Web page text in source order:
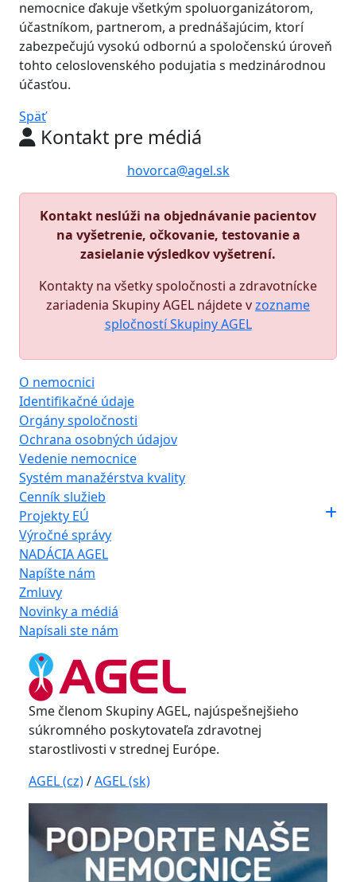
nemocnice ďakuje všetkým spoluorganizátorom,
účastníkom, partnerom, a prednášajúcim, ktorí
zabezpečujú vysokú odbornú a spoločenskú úroveň
tohto celoslovenského podujatia s medzinárodnou
účasťou.
Späť
Kontakt pre médiá
hovorca@agel.sk
Kontakt neslúži na objednávanie pacientov
na vyšetrenie, očkovanie, testovanie a
zasielanie výsledkov vyšetrení.
Kontakty na všetky spoločnosti a zdravotnícke
zariadenia Skupiny AGEL nájdete vzozname
spločností Skupiny AGEL
O nemocnici
Identifikačné údaje
Orgány spoločnosti
Ochrana osobných údajov
Vedenie nemocnice
Systém manažérstva kvality
Cenník služieb
Projekty EÚ
Výročné správy
NADÁCIA AGEL
Napíšte nám
Zmluvy
Novinky a médiá
Napísali ste nám
Sme členom Skupiny AGEL, najúspešnejšieho
súkromného poskytovateľa zdravotnej
starostlivosti v strednej Európe.
AGEL (cz)/AGEL (sk)